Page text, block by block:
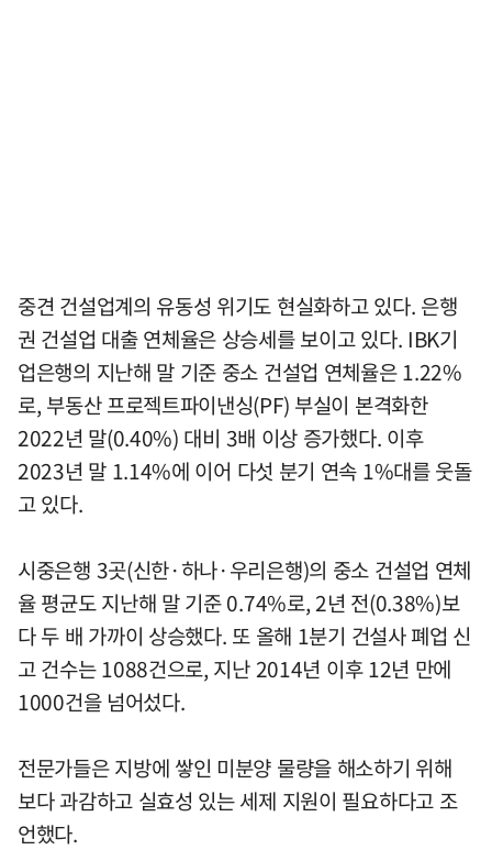
중견 건설업계의 유동성 위기도 현실화하고 있다. 은행
권 건설업 대출 연체율은 상승세를 보이고 있다. IBK기
업은행의 지난해 말 기준 중소 건설업 연체율은 1.22%
로, 부동산 프로젝트파이낸싱(PF) 부실이 본격화한
2022년 말(0.40%) 대비 3배 이상 증가했다. 이후
2023년 말 1.14%에 이어 다섯 분기 연속 1%대를 웃돌
고 있다.
시중은행 3곳(신한·하나·우리은행)의 중소 건설업 연체
율 평균도 지난해 말 기준 0.74%로, 2년 전(0.38%)보
다 두 배 가까이 상승했다. 또 올해 1분기 건설사 폐업 신
고 건수는 1088건으로, 지난 2014년 이후 12년 만에
1000건을 넘어섰다.
전문가들은 지방에 쌓인 미분양 물량을 해소하기 위해
보다 과감하고 실효성 있는 세제 지원이 필요하다고 조
언했다.